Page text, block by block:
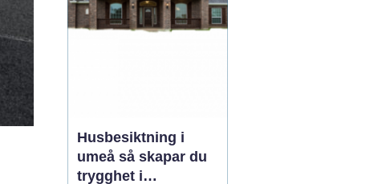
på bostaden. När någon
letar efter01 augusti
Husbesiktning i
umeå så skapar du
trygghet i